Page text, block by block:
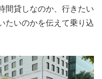
間貸しなのか、行きたい
たいのかを伝えて乗り込